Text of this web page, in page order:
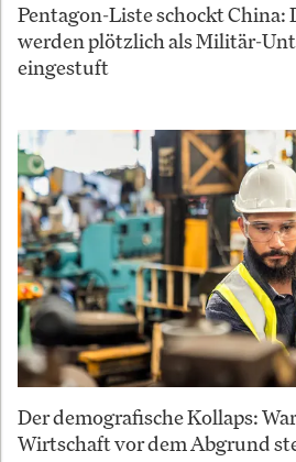
Pentagon-Liste schockt China:
werden plötzlich als Militär-
eingestuft
Der demografische Kollaps:
Wirtschaft vor dem Abgrund